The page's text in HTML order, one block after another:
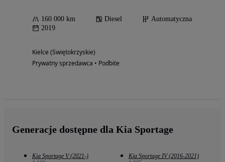
160 000 km Diesel
Automatyczna
2019
Kielce (Świętokrzyskie)
Prywatny sprzedawca • Podbite
Generacje dostępne dla Kia Sportage
Kia Sportage V (2021-)
Kia Sportage IV (2016-2021)